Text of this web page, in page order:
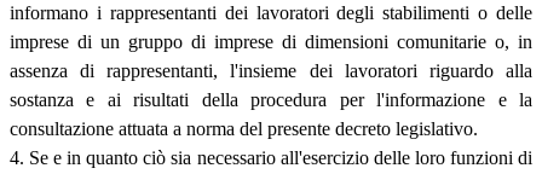
informano i rappresentanti dei lavoratori degli stabilimenti o delle
imprese di un gruppo di imprese di dimensioni comunitarie o, in
assenza di rappresentanti, l'insieme dei lavoratori riguardo alla
sostanza e ai risultati della procedura per l'informazione e la
consultazione attuata a norma del presente decreto legislativo.
4. Se e in quanto ciò sia necessario all'esercizio delle loro funzioni di